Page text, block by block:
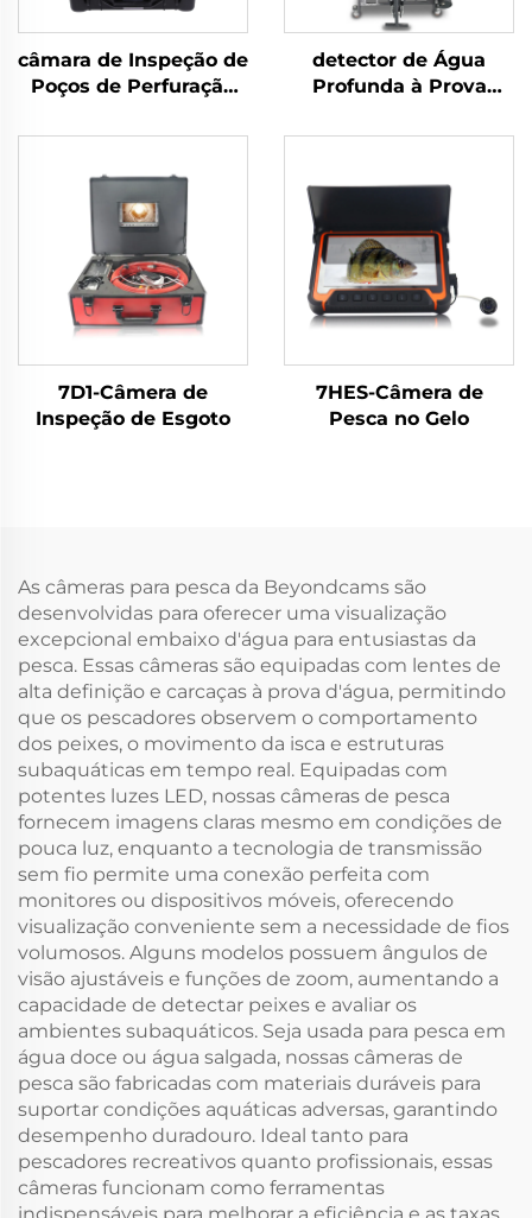
câmara de Inspeção de
Poços de Perfuração
detector de Água
Profunda à Prova
7D1-Câmera de
Inspeção de Esgoto
7HES-Câmera de
Pesca no Gelo
As câmeras para pesca da Beyondcams são
desenvolvidas para oferecer uma visualização
excepcional embaixo d'água para entusiastas da
pesca. Essas câmeras são equipadas com lentes de
alta definição e carcaças à prova d'água, permitindo
que os pescadores observem o comportamento
dos peixes, o movimento da isca e estruturas
subaquáticas em tempo real. Equipadas com
potentes luzes LED, nossas câmeras de pesca
fornecem imagens claras mesmo em condições de
pouca luz, enquanto a tecnologia de transmissão
sem fio permite uma conexão perfeita com
monitores ou dispositivos móveis, oferecendo
visualização conveniente sem a necessidade de fios
volumosos. Alguns modelos possuem ângulos de
visão ajustáveis e funções de zoom, aumentando a
capacidade de detectar peixes e avaliar os
ambientes subaquáticos. Seja usada para pesca em
água doce ou água salgada, nossas câmeras de
pesca são fabricadas com materiais duráveis para
suportar condições aquáticas adversas, garantindo
desempenho duradouro. Ideal tanto para
pescadores recreativos quanto profissionais, essas
câmeras funcionam como ferramentas